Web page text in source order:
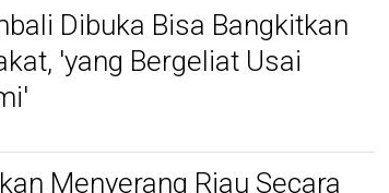
Dibuka Bisa Bangkitkan
'yang Bergeliat Usai
Menyerang Riau Secara